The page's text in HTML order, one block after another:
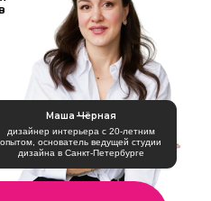
Маша Чёрная —
дизайнер интерьера с 20-летним
опытом, основатель ведущей студии
дизайна в Санкт-Петербурге